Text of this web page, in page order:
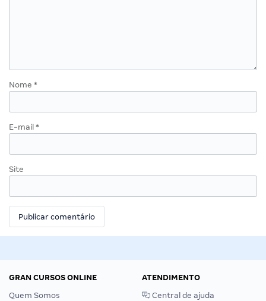
Nome *
E-mail *
Site
GRAN CURSOS ONLINE
Quem Somos
ATENDIMENTO
Central de ajuda